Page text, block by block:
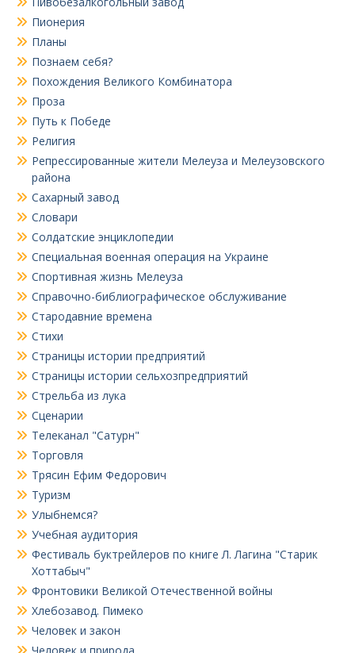
Пионерия
Планы
Познаем себя?
Похождения Великого Комбинатора
Проза
Путь к Победе
Религия
Репрессированные жители Мелеуза и Мелеузовского
района
Сахарный завод
Словари
Солдатские энциклопедии
Специальная военная операция на Украине
Спортивная жизнь Мелеуза
Справочно-библиографическое обслуживание
Стародавние времена
Стихи
Страницы истории предприятий
Страницы истории сельхозпредприятий
Стрельба из лука
Сценарии
Телеканал "Сатурн"
Торговля
Трясин Ефим Федорович
Туризм
Улыбнемся?
Учебная аудитория
Фестиваль буктрейлеров по книге Л. Лагина "Старик
Хоттабыч"
Фронтовики Великой Отечественной войны
Хлебозавод. Пимеко
Человек и закон